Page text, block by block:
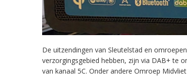
De uitzendingen van Sleutelstad en
verzorgingsgebied hebben, zijn via DAB+ te
van kanaal 5C. Onder andere Omroep